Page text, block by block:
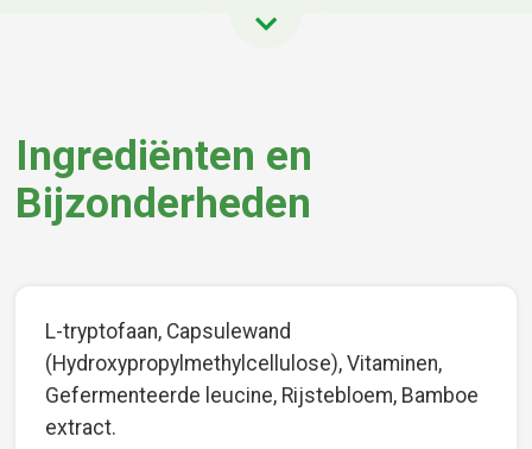
Ingrediënten en
Bijzonderheden
L-tryptofaan, Capsulewand
(Hydroxypropylmethylcellulose), Vitaminen,
Gefermenteerde leucine, Rijstebloem, Bamboe
extract.